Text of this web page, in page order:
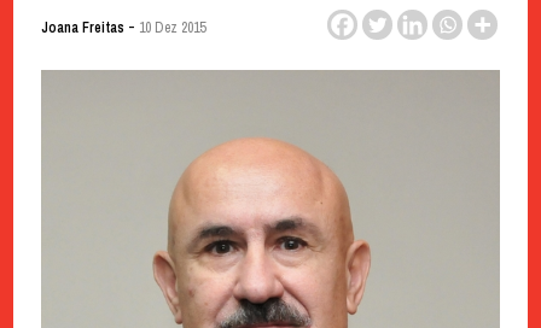
Joana Freitas - 10 Dez 2015